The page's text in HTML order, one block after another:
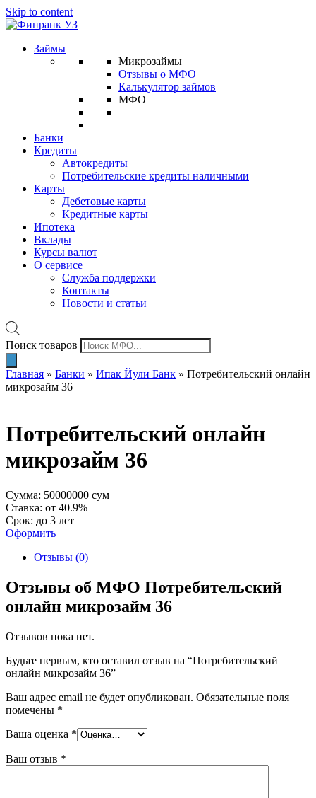
Skip to content
Займы
Микрозаймы
Отзывы о МФО
Калькулятор займов
МФО
Банки
Кредиты
Автокредиты
Потребительские кредиты наличными
Карты
Дебетовые карты
Кредитные карты
Ипотека
Вклады
Курсы валют
О сервисе
Служба поддержки
Контакты
Новости и статьи
Поиск товаров
Главная » Банки » Ипак Йули Банк » Потребительский онлайн
микрозайм 36
Потребительский онлайн
микрозайм 36
Сумма: 50000000 сум
Ставка: от 40.9%
Срок: до 3 лет
Оформить
Отзывы (0)
Отзывы об МФО Потребительский
онлайн микрозайм 36
Отзывов пока нет.
Будьте первым, кто оставил отзыв на “Потребительский
онлайн микрозайм 36”
Ваш адрес email не будет опубликован. Обязательные поля
помечены *
Ваша оценка *
Ваш отзыв *